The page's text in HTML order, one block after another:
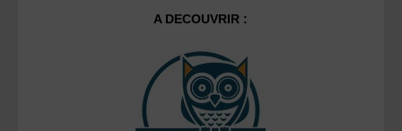
A DECOUVRIR :